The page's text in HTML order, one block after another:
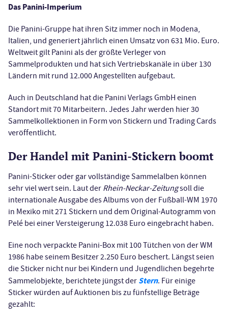
Das Panini-Imperium
Die Panini-Gruppe hat ihren Sitz immer noch in Modena,
Italien, und generiert jährlich einen Umsatz von 631 Mio. Euro.
Weltweit gilt Panini als der größte Verleger von
Sammelprodukten und hat sich Vertriebskanäle in über 130
Ländern mit rund 12.000 Angestellten aufgebaut.
Auch in Deutschland hat die Panini Verlags GmbH einen
Standort mit 70 Mitarbeitern. Jedes Jahr werden hier 30
Sammelkollektionen in Form von Stickern und Trading Cards
veröffentlicht.
Der Handel mit Panini-Stickern boomt
Panini-Sticker oder gar vollständige Sammelalben können
sehr viel wert sein. Laut der Rhein-Neckar-Zeitungsoll die
internationale Ausgabe des Albums von der Fußball-WM 1970
in Mexiko mit 271 Stickern und dem Original-Autogramm von
Pelé bei einer Versteigerung 12.038 Euro eingebracht haben.
Eine noch verpackte Panini-Box mit 100 Tütchen von der WM
1986 habe seinem Besitzer 2.250 Euro beschert. Längst seien
die Sticker nicht nur bei Kindern und Jugendlichen begehrte
Sammelobjekte, berichtete jüngst der Stern. Für einige
Sticker würden auf Auktionen bis zu fünfstellige Beträge
gezahlt: